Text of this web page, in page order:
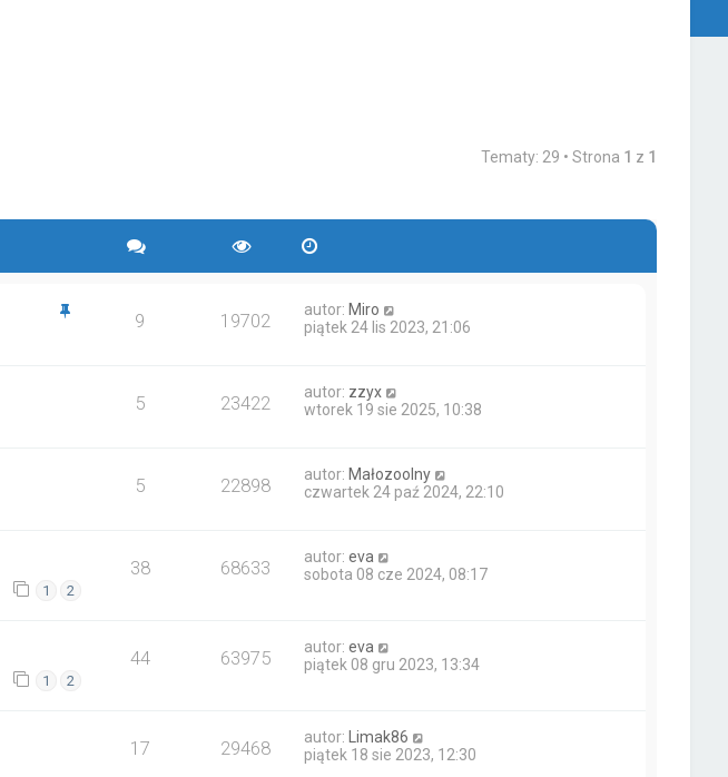
Tematy: 29 • Strona 1 z 1
9 19702 autor: Miro
piątek 24 lis 2023, 21:06
5 23422 autor: zzyx
wtorek 19 sie 2025, 10:38
5 22898 autor: Małozoolny
czwartek 24 paź 2024, 22:10
1 2
38 68633 autor:eva
sobota 08 cze 2024, 08:17
1 2
44 63975 autor:eva
piątek 08 gru 2023, 13:34
17 29468 autor: Limak86
piątek 18 sie 2023, 12:30